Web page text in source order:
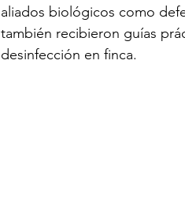
aliados biológicos como
también recibieron guías
desinfección en finca.